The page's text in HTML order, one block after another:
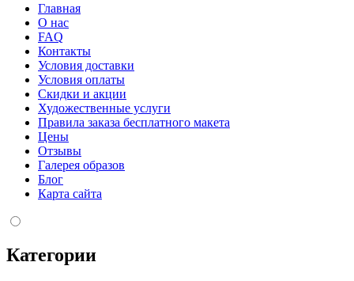
Главная
О нас
FAQ
Контакты
Условия доставки
Условия оплаты
Скидки и акции
Художественные услуги
Правила заказа бесплатного макета
Цены
Отзывы
Галерея образов
Блог
Карта сайта
Категории